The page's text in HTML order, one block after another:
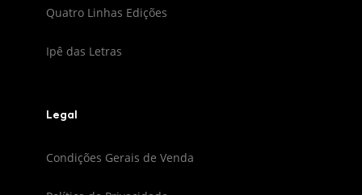
Quatro Linhas Edições
Ipê das Letras
Legal
Condições Gerais de Venda